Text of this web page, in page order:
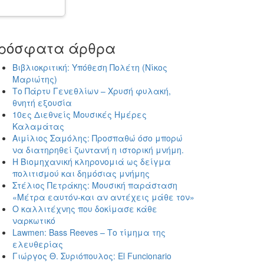
άρθρα
Βιβλιοκριτική: Υπόθεση Πολέτη (Νίκος
Μαριώτης)
Το Πάρτυ Γενεθλίων – Χρυσή φυλακή,
θνητή εξουσία
10ες Διεθνείς Μουσικές Ημέρες
Καλαμάτας
Αιμίλιος Σαμόλης: Προσπαθώ όσο μπορώ
να διατηρηθεί ζωντανή η ιστορική μνήμη.
Η Βιομηχανική κληρονομιά ως δείγμα
πολιτισμού και δημόσιας μνήμης
Στέλιος Πετράκης: Μουσική παράσταση
«Μέτρα εαυτόν-και αν αντέχεις μάθε τον»
Ο καλλιτέχνης που δοκίμασε κάθε
ναρκωτικό
Lawmen: Bass Reeves – Το τίμημα της
ελευθερίας
Γιώργος Θ. Συριόπουλος: El Funcionario